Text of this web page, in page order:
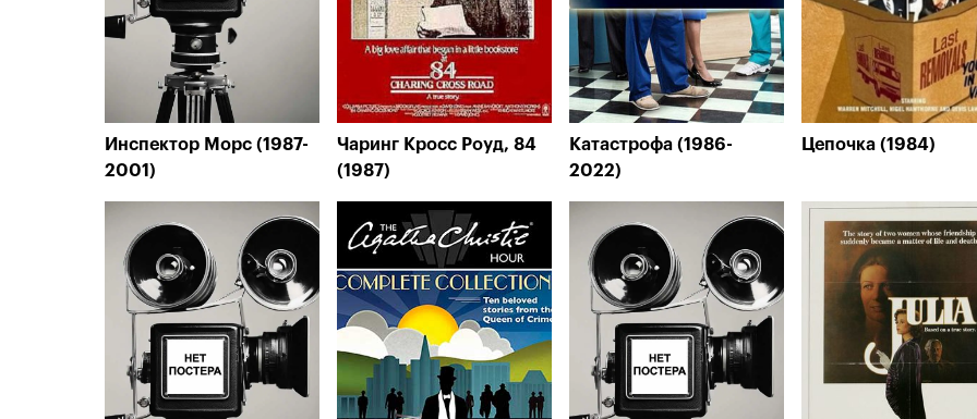
Инспектор Морс (1987-
2001)
Чаринг Кросс Роуд, 84
(1987)
Катастрофа (1986-
2022)
Цепочка (1984)